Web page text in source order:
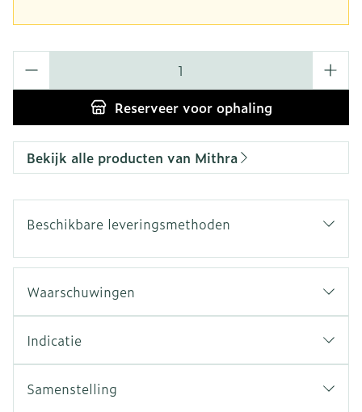
Reserveervoor ophaling
Bekijk alle producten van Mithra
Beschikbare leveringsmethoden
Waarschuwingen
Indicatie
Samenstelling